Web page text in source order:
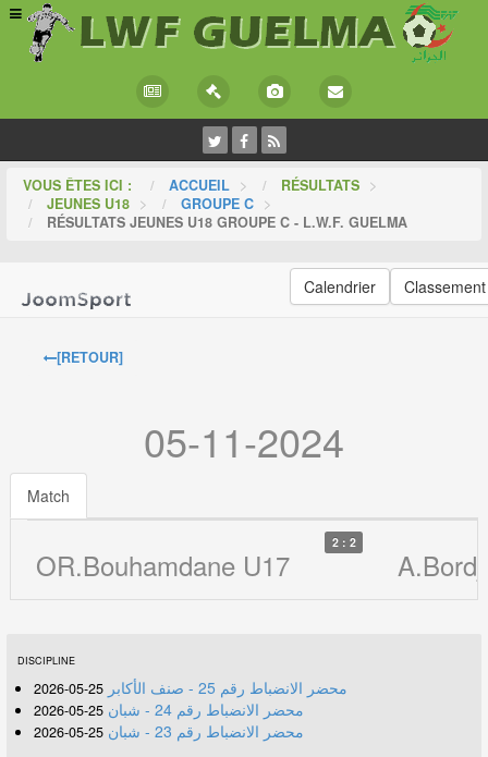
VOUS ÊTES ICI : ACCUEIL > RÉSULTATS >
JEUNES U18 > GROUPE C >
RÉSULTATS JEUNES U18 GROUPE C - L.W.F. GUELMA
Calendrier Classement
[RETOUR]
05-11-2024
Match
OR.Bouhamdane U17
2 : 2
DISCIPLINE
محضر الانضباط رقم 25 - صنف الأكابر 25-05-2026
محضر الانضباط رقم 24 - شبان 25-05-2026
محضر الانضباط رقم 23 - شبان 25-05-2026